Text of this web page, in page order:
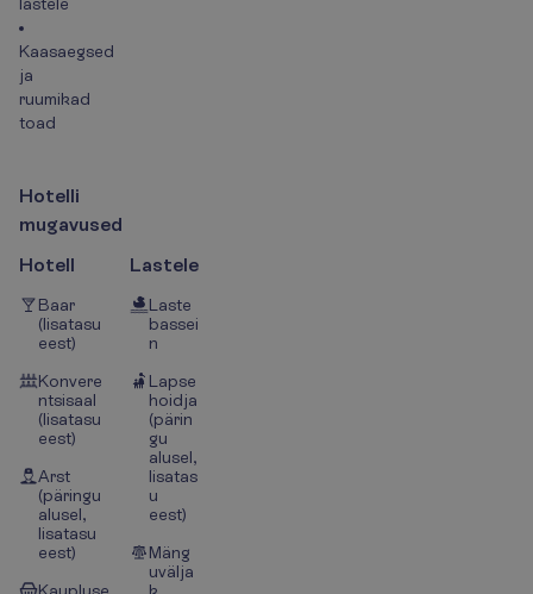
Kaasaegsed
ja
ruumikad
toad
Hotelli
mugavused
Hotell
Baar
(lisatasu
eest)
Konvere
ntsisaal
(lisatasu
eest)
Arst
(päringu
alusel,
lisatasu
eest)
Lastele
Laste
bassei
n
Lapse
hoidja
(pärin
gu
alusel,
lisatas
u
eest)
Mäng
uvälja